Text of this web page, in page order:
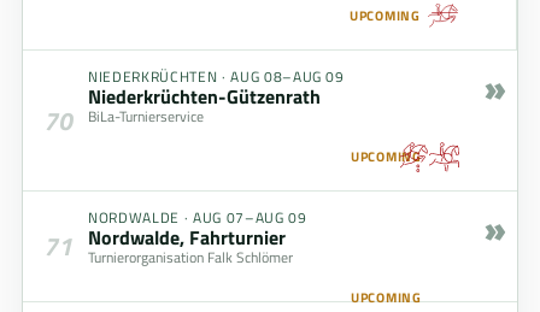
UPCOMING
70
NIEDERKRÜCHTEN ·AUG 08–AUG 09
Niederkrüchten-Gützenrath
BiLa-Turnierservice
UPCOMING
»
71
NORDWALDE · AUG 07–AUG 09
Nordwalde, Fahrturnier
Turnierorganisation Falk Schlömer
UPCOMING
»